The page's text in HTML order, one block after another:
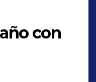
con